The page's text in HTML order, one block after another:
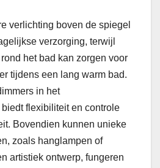
verlichting boven de spiegel
verzorging, terwijl
het bad kan zorgen voor
tijdens een lang warm bad.
in het
flexibiliteit en controle
Bovendien kunnen unieke
zoals hanglampen of
artistiek ontwerp, fungeren